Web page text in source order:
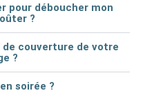
pour déboucher mon
?
de couverture de votre
?
soirée ?